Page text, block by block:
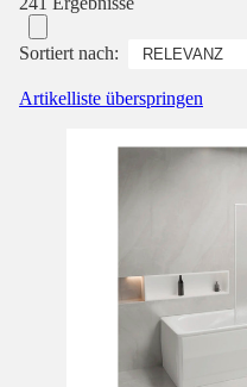
Sortiert nach:
Artikelliste überspringen